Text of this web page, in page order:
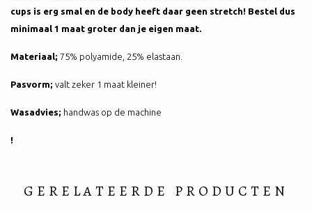
cups is erg smal en de body heeft daar geen stretch! Bestel dus
minimaal 1 maat groter dan je eigen maat.
Materiaal; 75% polyamide, 25% elastaan.
Pasvorm; valt zeker 1 maat kleiner!
Wasadvies; handwas op de machine
!
GERELATEERDE PRODUCTEN